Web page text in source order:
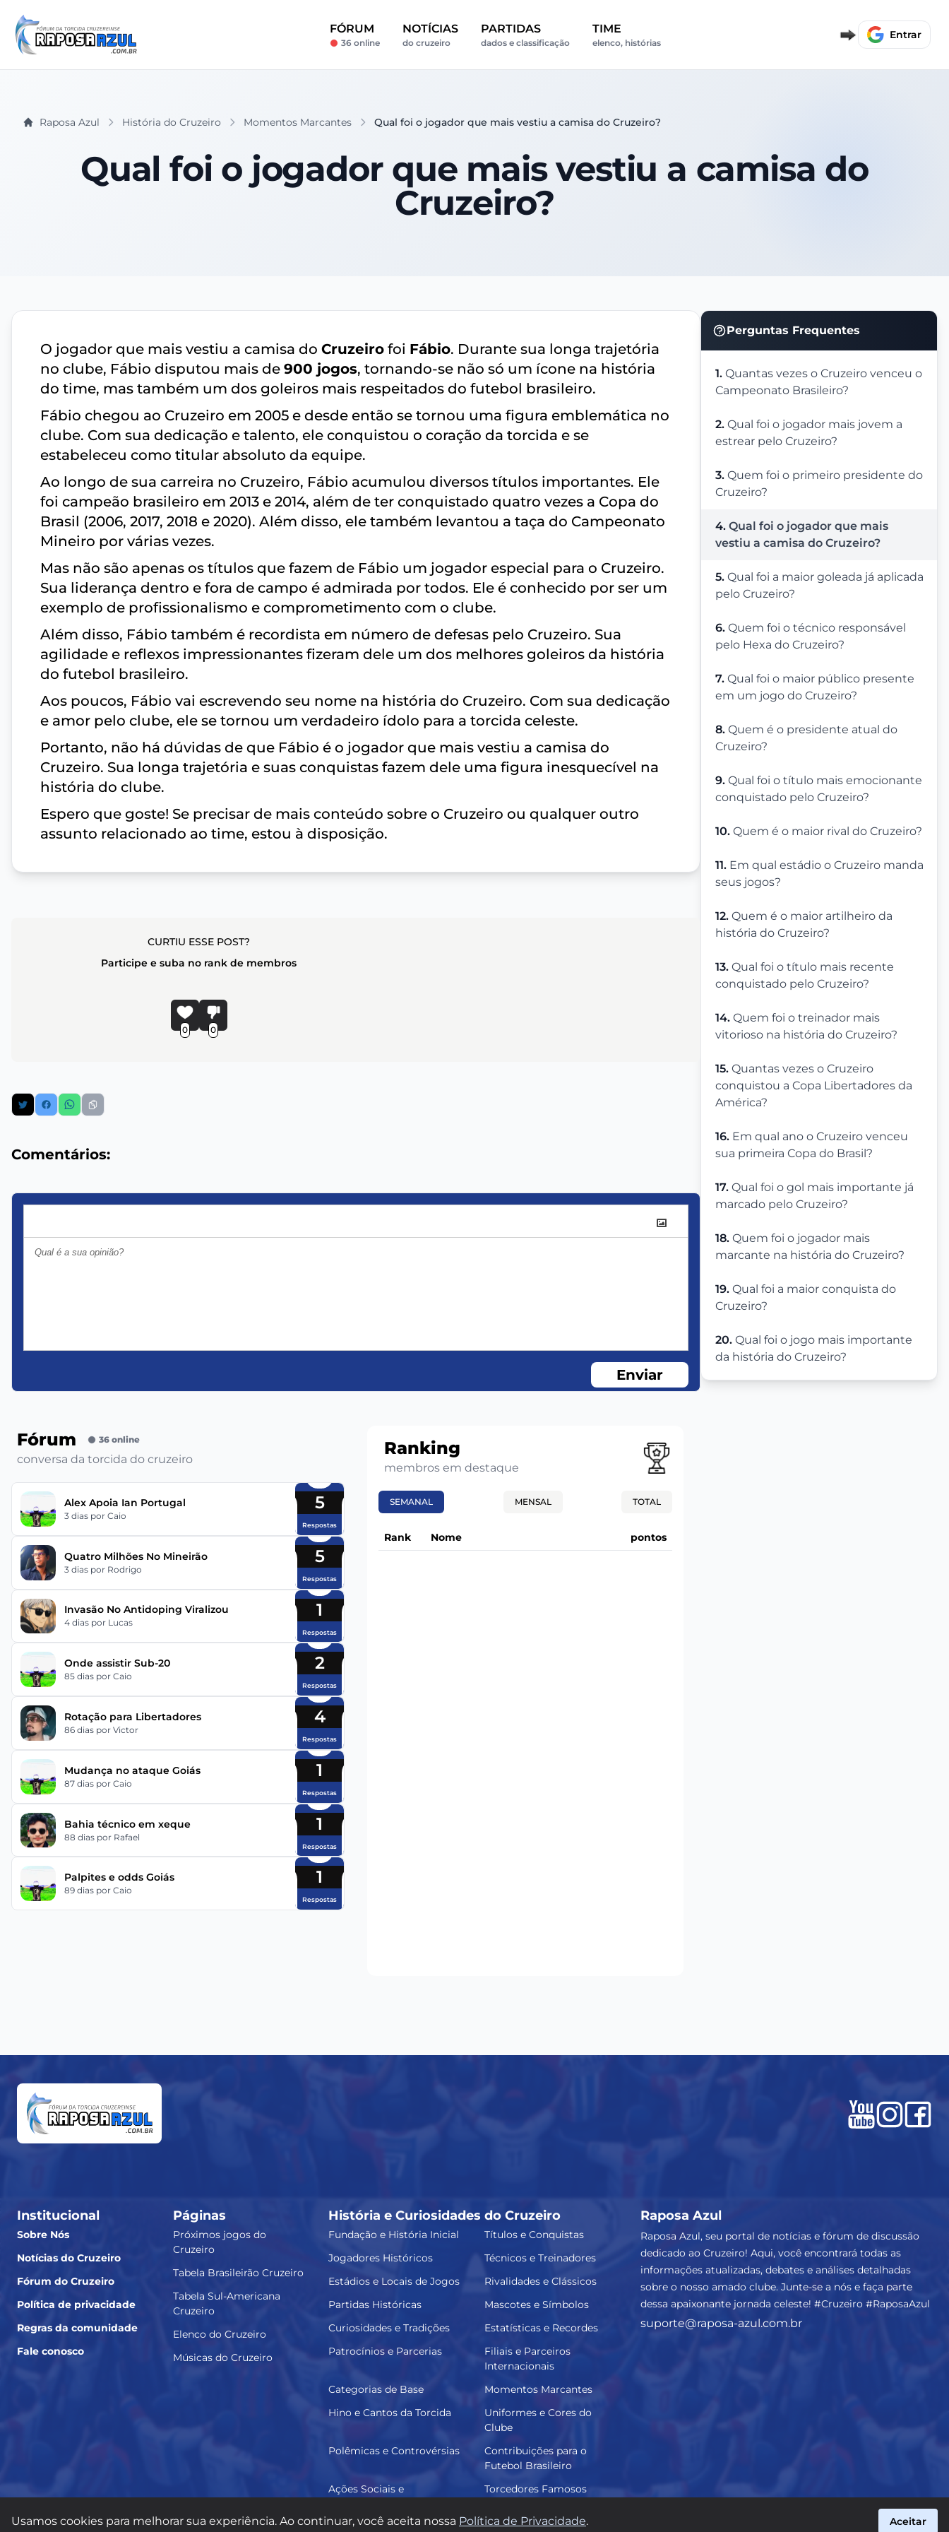
FÓRUM
36 online
NOTÍCIAS
do cruzeiro
PARTIDAS
dados e classificação
TIME
elenco, histórias
Entrar
Raposa Azul História do Cruzeiro Momentos Marcantes Qual foi o jogador que mais vestiu a camisa do Cruzeiro?
Qual foi o jogador que mais vestiu a camisa do
Cruzeiro?
Perguntas Frequentes
1. Quantas vezes o Cruzeiro venceu o
Campeonato Brasileiro?
2. Qual foi o jogador mais jovem a
estrear pelo Cruzeiro?
3. Quem foi o primeiro presidente do
Cruzeiro?
4. Qual foi o jogador que mais
vestiu a camisa do Cruzeiro?
5. Qual foi a maior goleada já aplicada
pelo Cruzeiro?
6. Quem foi o técnico responsável
pelo Hexa do Cruzeiro?
7. Qual foi o maior público presente
em um jogo do Cruzeiro?
8. Quem é o presidente atual do
Cruzeiro?
9. Qual foi o título mais emocionante
conquistado pelo Cruzeiro?
10. Quem é o maior rival do Cruzeiro?
11. Em qual estádio o Cruzeiro manda
seus jogos?
12. Quem é o maior artilheiro da
história do Cruzeiro?
13. Qual foi o título mais recente
conquistado pelo Cruzeiro?
14. Quem foi o treinador mais
vitorioso na história do Cruzeiro?
15. Quantas vezes o Cruzeiro
conquistou a Copa Libertadores da
América?
16. Em qual ano o Cruzeiro venceu
sua primeira Copa do Brasil?
17. Qual foi o gol mais importante já
marcado pelo Cruzeiro?
18. Quem foi o jogador mais
marcante na história do Cruzeiro?
19. Qual foi a maior conquista do
Cruzeiro?
20. Qual foi o jogo mais importante
da história do Cruzeiro?
O jogador que mais vestiu a camisa do Cruzeiro foi Fábio. Durante sua longa trajetória
no clube, Fábio disputou mais de 900 jogos, tornando-se não só um ícone na história
do time, mas também um dos goleiros mais respeitados do futebol brasileiro.
Fábio chegou ao Cruzeiro em 2005 e desde então se tornou uma figura emblemática no
clube. Com sua dedicação e talento, ele conquistou o coração da torcida e se
estabeleceu como titular absoluto da equipe.
Ao longo de sua carreira no Cruzeiro, Fábio acumulou diversos títulos importantes. Ele
foi campeão brasileiro em 2013 e 2014, além de ter conquistado quatro vezes a Copa do
Brasil (2006, 2017, 2018 e 2020). Além disso, ele também levantou a taça do Campeonato
Mineiro por várias vezes.
Mas não são apenas os títulos que fazem de Fábio um jogador especial para o Cruzeiro.
Sua liderança dentro e fora de campo é admirada por todos. Ele é conhecido por ser um
exemplo de profissionalismo e comprometimento com o clube.
Além disso, Fábio também é recordista em número de defesas pelo Cruzeiro. Sua
agilidade e reflexos impressionantes fizeram dele um dos melhores goleiros da história
do futebol brasileiro.
Aos poucos, Fábio vai escrevendo seu nome na história do Cruzeiro. Com sua dedicação
e amor pelo clube, ele se tornou um verdadeiro ídolo para a torcida celeste.
Portanto, não há dúvidas de que Fábio é o jogador que mais vestiu a camisa do
Cruzeiro. Sua longa trajetória e suas conquistas fazem dele uma figura inesquecível na
história do clube.
Espero que goste! Se precisar de mais conteúdo sobre o Cruzeiro ou qualquer outro
assunto relacionado ao time, estou à disposição.
CURTIU ESSE POST?
Participe e suba no rank de membros
0 0
Comentários:
Enviar
Fórum 36 online
conversa da torcida do cruzeiro
Alex Apoia Ian Portugal
3 dias por Caio
5
Respostas
Quatro Milhões No Mineirão
3 dias por Rodrigo
5
Respostas
Invasão No Antidoping Viralizou
4 dias por Lucas
1
Respostas
Onde assistir Sub-20
85 dias por Caio
2
Respostas
Rotação para Libertadores
86 dias por Victor
4
Respostas
Mudança no ataque Goiás
87 dias por Caio
1
Respostas
Bahia técnico em xeque
88 dias por Rafael
1
Respostas
Palpites e odds Goiás
89 dias por Caio
1
Respostas
Ranking
membros em destaque
SEMANAL MENSAL TOTAL
Rank Nome pontos
Institucional
Sobre Nós
Notícias do Cruzeiro
Fórum do Cruzeiro
Política de privacidade
Regras da comunidade
Fale conosco
Páginas
Próximos jogos do
Cruzeiro
Tabela Brasileirão Cruzeiro
Tabela Sul-Americana
Cruzeiro
Elenco do Cruzeiro
Músicas do Cruzeiro
História e Curiosidades do Cruzeiro
Fundação e História Inicial
Títulos e Conquistas
Jogadores Históricos
Técnicos e Treinadores
Estádios e Locais de Jogos
Rivalidades e Clássicos
Partidas Históricas
Mascotes e Símbolos
Curiosidades e Tradições
Estatísticas e Recordes
Patrocínios e Parcerias
Filiais e Parceiros
Internacionais
Categorias de Base
Momentos Marcantes
Hino e Cantos da Torcida
Uniformes e Cores do
Clube
Polêmicas e Controvérsias
Contribuições para o
Futebol Brasileiro
Ações Sociais e
Torcedores Famosos
Raposa Azul
Raposa Azul, seu portal de notícias e fórum de discussão
dedicado ao Cruzeiro! Aqui, você encontrará todas as
informações atualizadas, debates e análises detalhadas
sobre o nosso amado clube. Junte-se a nós e faça parte
dessa apaixonante jornada celeste! #Cruzeiro #RaposaAzul
suporte@raposa-azul.com.br
© 2026 Raposa Azul. Todos os direitos reservados.
Usamos cookies para melhorar sua experiência. Ao continuar, você aceita nossa Política de Privacidade. Aceitar